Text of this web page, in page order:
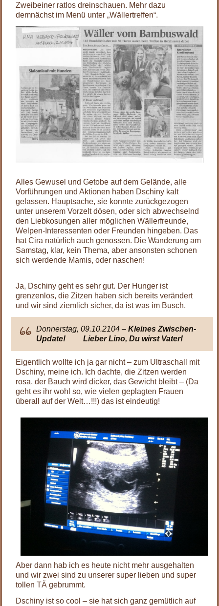
Zweibeiner ratlos dreinschauen. Mehr dazu
demnächst im Menü unter „Wällertreffen“.
Alles Gewusel und Getobe auf dem Gelände, alle
Vorführungen und Aktionen haben Dschiny kalt
gelassen. Hauptsache, sie konnte zurückgezogen
unter unserem Vorzelt dösen, oder sich abwechselnd
den Liebkosungen aller möglichen Wällerfreunde,
Welpen-Interessenten oder Freunden hingeben. Das
hat Cira natürlich auch genossen. Die Wanderung am
Samstag, klar, kein Thema, aber ansonsten schonen
sich werdende Mamis, oder naschen!
Ja, Dschiny geht es sehr gut. Der Hunger ist
grenzenlos, die Zitzen haben sich bereits verändert
und wir sind ziemlich sicher, da ist was im Busch.
Donnerstag, 09.10.2104 –Kleines Zwischen-
Update! Lieber Lino, Du wirst Vater!
Eigentlich wollte ich ja gar nicht – zum Ultraschall mit
Dschiny, meine ich. Ich dachte, die Zitzen werden
rosa, der Bauch wird dicker, das Gewicht bleibt – (Da
geht es ihr wohl so, wie vielen geplagten Frauen
überall auf der Welt…!!!) das ist eindeutig!
Aber dann hab ich es heute nicht mehr ausgehalten
und wir zwei sind zu unserer super lieben und super
tollen TÄ gebrummt.
Dschiny ist so cool – sie hat sich ganz gemütlich auf